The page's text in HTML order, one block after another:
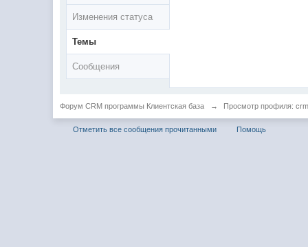
Изменения статуса
Темы
Сообщения
Форум CRM программы Клиентская база → Просмотр профиля:
Отметить все сообщения прочитанными Помощь